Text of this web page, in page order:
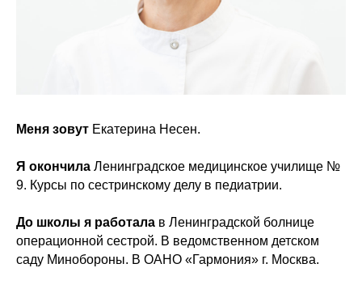
Меня зовут Екатерина Несен.
Я окончила Ленинградское медицинское училище №
9. Курсы по сестринскому делу в педиатрии.
До школы я работала в Ленинградской болнице
операционной сестрой. В ведомственном детском
саду Минобороны. В ОАНО «Гармония» г. Москва.